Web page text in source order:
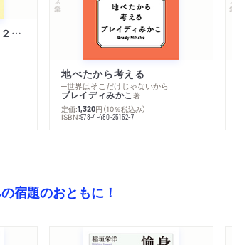
ムーミン・コミックス ２ あこがれの遠い土地
地べたから考える
─世界はそこだけじゃないから
ブレイディみかこ著
定価:1,320円 （10％税込み）
ISBN:978-4-480-25152-7
宿題のおともに！